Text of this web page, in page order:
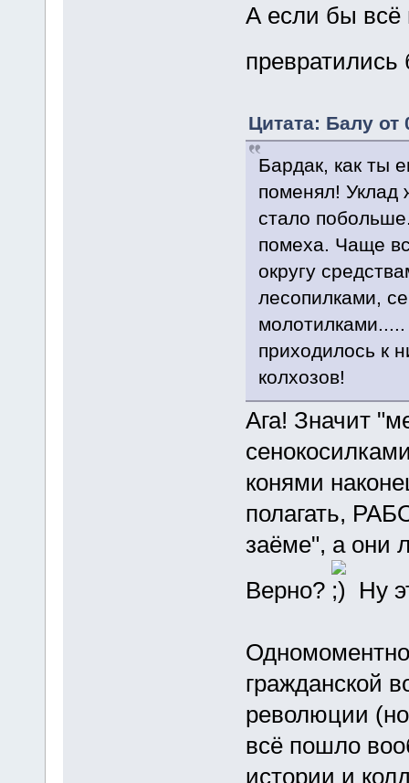
А если бы всё
Цитата: Балу от
Бардак, как ты
поменял! Уклад
стало
помеха. Чаще
округу
лесопилками,
приходилось к
колхозов!
Ага! Значит
конями
полагать,
заёме", а они
Верно?
Ну
гражданской
революции
всё пошло
истории и